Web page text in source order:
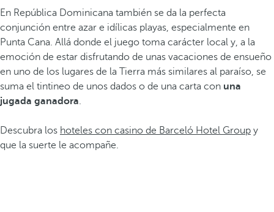
En República Dominicana también se da la perfecta
conjunción entre azar e idílicas playas, especialmente en
Punta Cana. Allá donde el juego toma carácter local y, a la
emoción de estar disfrutando de unas vacaciones de ensueño
en uno de los lugares de la Tierra más similares al paraíso, se
suma el tintineo de unos dados o de una carta con una
jugada ganadora.
Descubra los hoteles con casino de Barceló Hotel Group y
que la suerte le acompañe.